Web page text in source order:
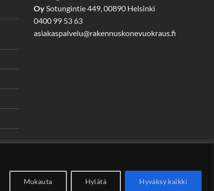
Mukauta Hylätä Hyväksy kaikki
OySotungintie 449, 00890 Helsinki
0400 99 53 63
asiakaspalvelu@rakennuskonevuokraus.fi